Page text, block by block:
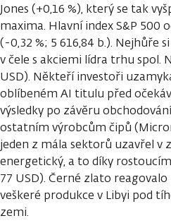
Jones (+0,16 %), který se tak
maxima. Hlavní index S&P 500
(-0,32 %; 5 616,84 b.). Nejhůře
v čele s akciemi lídra trhu spol.
USD). Někteří investoři
oblíbeném AI titulu před
výsledky po závěru
ostatním výrobcům čipů
jeden z mála sektorů uzavřel v
energetický, a to díky
77 USD). Černé zlato
veškeré produkce v Libyi pod
zemi.